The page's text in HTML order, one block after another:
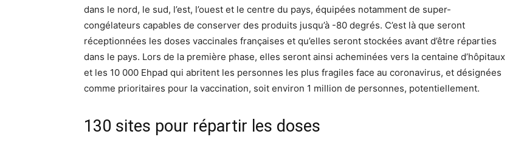
dans le nord, le sud, l’est, l’ouest et le centre du pays, équipées notamment de super-
congélateurs capables de conserver des produits jusqu’à -80 degrés. C’est là que seront
réceptionnées les doses vaccinales françaises et qu’elles seront stockées avant d’être réparties
dans le pays. Lors de la première phase, elles seront ainsi acheminées vers la centaine d’hôpitaux
et les 10 000 Ehpad qui abritent les personnes les plus fragiles face au coronavirus, et désignées
comme prioritaires pour la vaccination, soit environ 1 million de personnes, potentiellement.
130 sites pour répartir les doses